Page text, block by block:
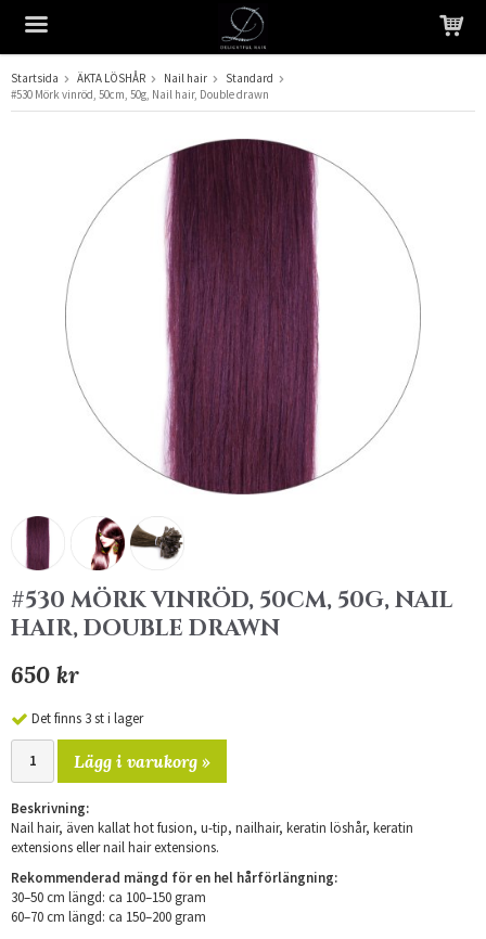
Produkten har blivit tillagd i varukorgen
Startsida ÄKTA LÖSHÅR Nail hair
Standard
#530 Mörk vinröd, 50cm, 50g, Nail hair, Double drawn
#530 MÖRK VINRÖD, 50CM, 50G, NAIL
HAIR, DOUBLE DRAWN
650 kr
Det finns 3 st i lager
Lägg i varukorg »
Beskrivning:
Nail hair, även kallat hot fusion, u-tip, nailhair, keratin löshår, keratin
extensions eller nail hair extensions.
Rekommenderad mängd för en hel hårförlängning:
30–50 cm längd: ca 100–150 gram
​60–70 cm längd: ca 150–200 gram